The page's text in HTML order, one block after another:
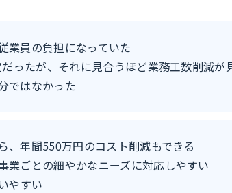
業員の負担になっていた
ったが、それに見合うほど業務工数削減が
ではなかった
、年間550万円のコスト削減もできる
業ごとの細やかなニーズに対応しやすい
やすい